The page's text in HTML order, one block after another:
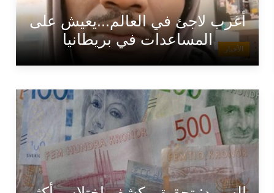
الأخبار
أغرب لاجئ في العالم...يعيش على
المساعدات في بريطانيا